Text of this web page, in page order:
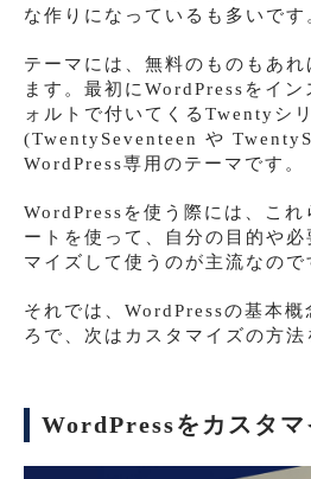
な作りになっているも多いです
テーマには、無料のものもあれ
ます。最初にWordPressをイ
ォルトで付いてくるTwentyシ
(TwentySeventeen や
WordPress専用のテーマです。
WordPressを使う際には、これ
ートを使って、自分の目的や
マイズして使うのが主流なので
それでは、WordPressの基本概
ろで、次はカスタマイズの方法
WordPressをカスタ